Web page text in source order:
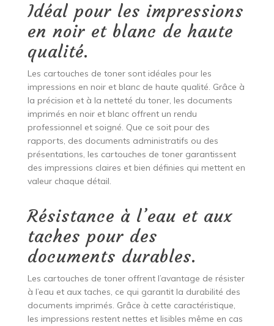
Idéal pour les impressions
en noir et blanc de haute
qualité.
Les cartouches de toner sont idéales pour les
impressions en noir et blanc de haute qualité. Grâce à
la précision et à la netteté du toner, les documents
imprimés en noir et blanc offrent un rendu
professionnel et soigné. Que ce soit pour des
rapports, des documents administratifs ou des
présentations, les cartouches de toner garantissent
des impressions claires et bien définies qui mettent en
valeur chaque détail.
Résistance à l’eau et aux
taches pour des
documents durables.
Les cartouches de toner offrent l’avantage de résister
à l’eau et aux taches, ce qui garantit la durabilité des
documents imprimés. Grâce à cette caractéristique,
les impressions restent nettes et lisibles même en cas